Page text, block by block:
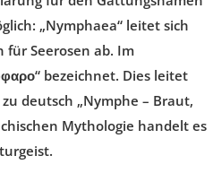
„Nymphaea“ leitet sich
für Seerosen ab. Im
“ bezeichnet. Dies leitet
zu deutsch „Nymphe – Braut,
Mythologie handelt es